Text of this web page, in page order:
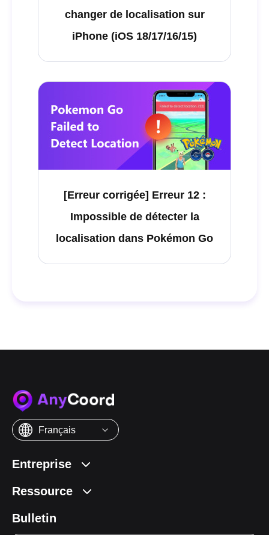
changer de localisation sur
iPhone (iOS 18/17/16/15)
[Erreur corrigée] Erreur 12 :
Impossible de détecter la
localisation dans Pokémon Go
Français
Entreprise
Ressource
Bulletin